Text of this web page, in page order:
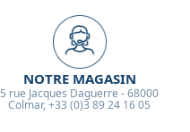
NOTRE MAGASIN
5 rue Jacques Daguerre - 68000
Colmar, +33 (0)3 89 24 16 05